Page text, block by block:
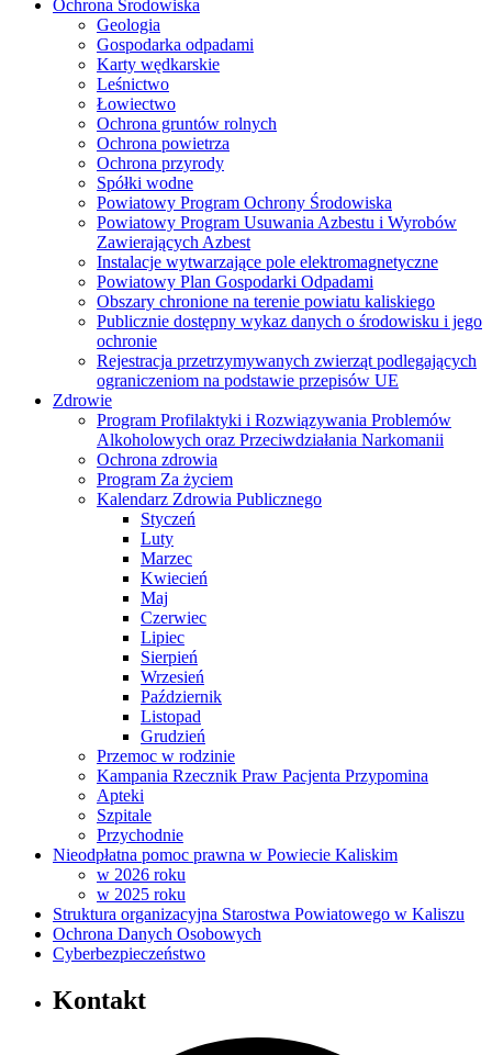
Ochrona Środowiska
Geologia
Gospodarka odpadami
Karty wędkarskie
Leśnictwo
Łowiectwo
Ochrona gruntów rolnych
Ochrona powietrza
Ochrona przyrody
Spółki wodne
Powiatowy Program Ochrony Środowiska
Powiatowy Program Usuwania Azbestu i Wyrobów
Zawierających Azbest
Instalacje wytwarzające pole elektromagnetyczne
Powiatowy Plan Gospodarki Odpadami
Obszary chronione na terenie powiatu kaliskiego
Publicznie dostępny wykaz danych o środowisku i jego
ochronie
Rejestracja przetrzymywanych zwierząt podlegających
ograniczeniom na podstawie przepisów UE
Zdrowie
Program Profilaktyki i Rozwiązywania Problemów
Alkoholowych oraz Przeciwdziałania Narkomanii
Ochrona zdrowia
Program Za życiem
Kalendarz Zdrowia Publicznego
Styczeń
Luty
Marzec
Kwiecień
Maj
Czerwiec
Lipiec
Sierpień
Wrzesień
Październik
Listopad
Grudzień
Przemoc w rodzinie
Kampania Rzecznik Praw Pacjenta Przypomina
Apteki
Szpitale
Przychodnie
Nieodpłatna pomoc prawna w Powiecie Kaliskim
w 2026 roku
w 2025 roku
Struktura organizacyjna Starostwa Powiatowego w Kaliszu
Ochrona Danych Osobowych
Cyberbezpieczeństwo
Kontakt